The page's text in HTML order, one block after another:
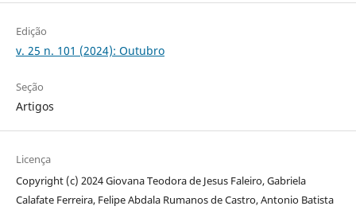
Edição
v. 25 n. 101 (2024): Outubro
Seção
Artigos
Licença
Copyright (c) 2024 Giovana Teodora de Jesus Faleiro, Gabriela
Calafate Ferreira, Felipe Abdala Rumanos de Castro, Antonio Batista